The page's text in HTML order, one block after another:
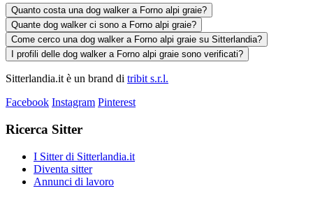
Quanto costa una dog walker a Forno alpi graie?
Quante dog walker ci sono a Forno alpi graie?
Come cerco una dog walker a Forno alpi graie su Sitterlandia?
I profili delle dog walker a Forno alpi graie sono verificati?
Sitterlandia.it è un brand di tribit s.r.l.
Facebook Instagram Pinterest
Ricerca Sitter
I Sitter di Sitterlandia.it
Diventa sitter
Annunci di lavoro